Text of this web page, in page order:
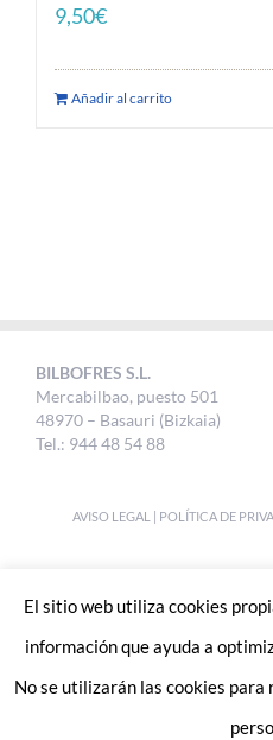
9,50€
Añadir al carrito
BILBOFRES S.L.
Mercabilbao, puesto 501
48970 – Basauri (Bizkaia)
Tel.: 944 48 54 88
AVISO LEGAL | POLÍTICA DE
El sitio web utiliza cookies
información que ayuda a
No se utilizarán las cookies